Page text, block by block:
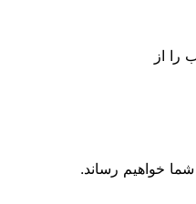
را از
خواهیم رساند.